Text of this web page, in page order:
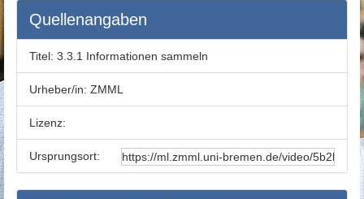
Quellenangaben
Titel: 3.3.1 Informationen sammeln
Urheber/in: ZMML
Lizenz:
Ursprungsort: